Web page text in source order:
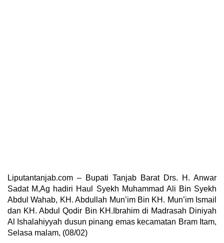
Liputantanjab.com – Bupati Tanjab Barat Drs. H. Anwar
Sadat M,Ag hadiri Haul Syekh Muhammad Ali Bin Syekh
Abdul Wahab, KH. Abdullah Mun’im Bin KH. Mun’im Ismail
dan KH. Abdul Qodir Bin KH.Ibrahim di Madrasah Diniyah
Al Ishalahiyyah dusun pinang emas kecamatan Bram Itam,
Selasa malam, (08/02)